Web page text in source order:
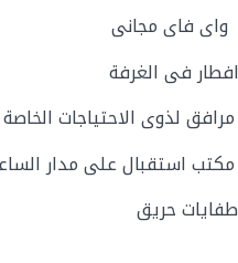
واى فاى مجانى
افطار فى الغرفة
مرافق لذوى الاحتياجات الخاصة
مكتب استقبال على مدار
طفايات حريق